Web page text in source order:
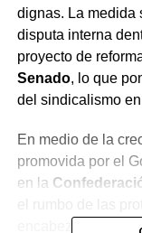
dignas. La medida
disputa interna
proyecto de
Senado, lo que
del sindicalismo
En medio de la
promovida por el
en la
encabezado por